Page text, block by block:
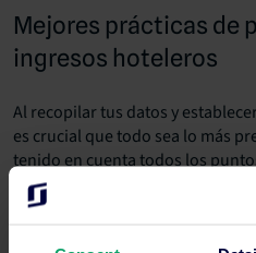
Mejores prácticas de
ingresos hoteleros
Al recopilar tus datos y
es crucial que todo sea lo más
tenido en cuenta todos los
Recuerda lo siguiente: